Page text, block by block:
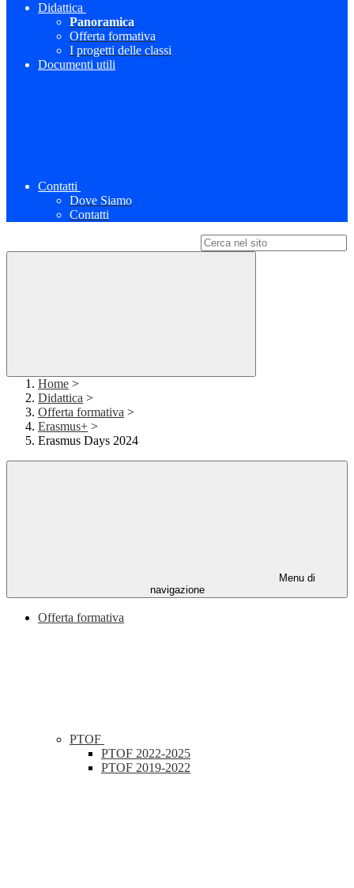
Didattica
Panoramica
Offerta formativa
I progetti delle classi
Documenti utili
Contatti
Dove Siamo
Contatti
Home >
Didattica >
Offerta formativa >
Erasmus+ >
Erasmus Days 2024
Menu di
navigazione
Offerta formativa
PTOF
PTOF 2022-2025
PTOF 2019-2022